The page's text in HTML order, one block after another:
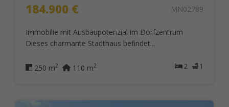
184.900 € MN02789
Immobilie mit Ausbaupotenzial im Dorfzentrum
Dieses charmante Stadthaus befindet...
2 1
250 m2 110 m2